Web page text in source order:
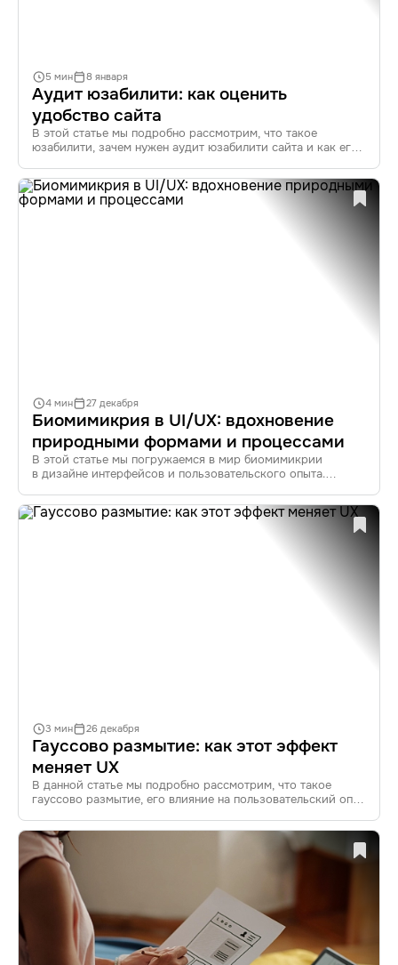
Аудит юзабилити: как оценить
удобство сайта
В этой статье мы подробно рассмотрим, что такое
юзабилити, зачем нужен аудит юзабилити сайта и как его
использования, популярных инструментах для аудита
и практических советах по улучшению юзабилити вашего
сайта.
5 мин 8 января
Биомимикрия в UI/UX: вдохновение
природными формами и процессами
В этой статье мы погружаемся в мир биомимикрии
в дизайне интерфейсов и пользовательского опыта.
применять эти идеи для создания инновационных
и эффективных решений в UI/UX.
4 мин 27 декабря
Гауссово размытие: как этот эффект
меняет UX
В данной статье мы подробно рассмотрим, что такое
гауссово размытие, его влияние на пользовательский опыт
и инструменты для создания эффектов размытия. Узнайте,
как грамотно использовать этот эффект для улучшения
дизайна и повышения вовлеченности пользователей.
3 мин 26 декабря